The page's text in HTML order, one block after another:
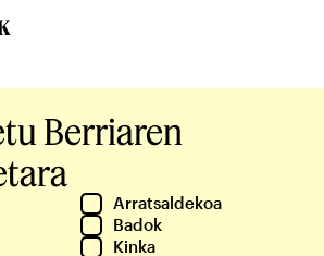
Berriaren
Arratsaldekoa
Badok
Kinka